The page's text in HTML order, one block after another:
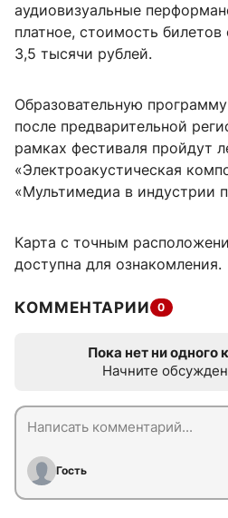
аудиовизуальные
платное, стоимость билетов
3,5 тысячи рублей.
Образовательную
после предварительной
рамках фестиваля пройдут
«Электроакустическая
«Мультимедиа в индустрии
Карта с точным
доступна для ознакомления.
КОММЕНТАРИИ 0
Пока нет ни одного
Начните
Гость